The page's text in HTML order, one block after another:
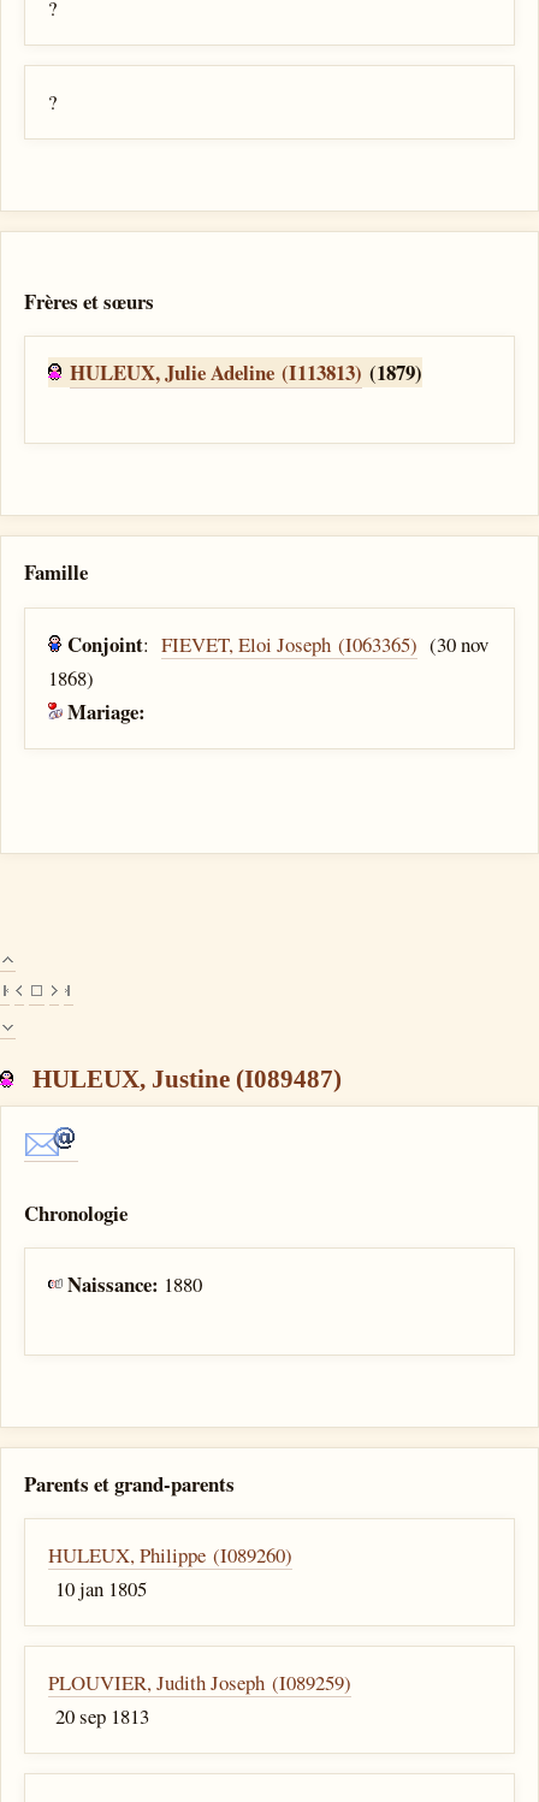
?
?
Frères et sœurs
HULEUX, Julie Adeline (I113813) (1879)
Famille
Conjoint:FIEVET, Eloi Joseph (I063365) (30 nov
1868)
Mariage:
HULEUX, Justine (I089487)
Chronologie
Naissance: 1880
Parents et grand-parents
HULEUX, Philippe (I089260)
10 jan 1805
PLOUVIER, Judith Joseph (I089259)
20 sep 1813